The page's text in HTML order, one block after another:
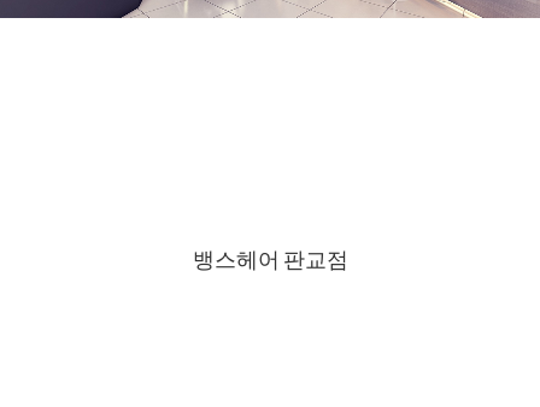
뱅스헤어 판교점